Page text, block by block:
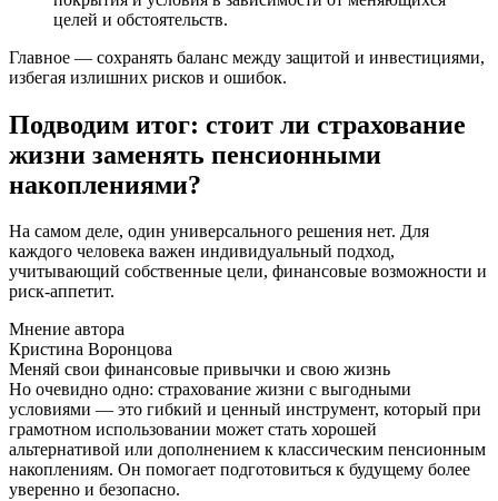
целей и обстоятельств.
Главное — сохранять баланс между защитой и инвестициями,
избегая излишних рисков и ошибок.
Подводим итог: стоит ли страхование
жизни заменять пенсионными
накоплениями?
На самом деле, один универсального решения нет. Для
каждого человека важен индивидуальный подход,
учитывающий собственные цели, финансовые возможности и
риск-аппетит.
Мнение автора
Кристина Воронцова
Меняй свои финансовые привычки и свою жизнь
Но очевидно одно: страхование жизни с выгодными
условиями — это гибкий и ценный инструмент, который при
грамотном использовании может стать хорошей
альтернативой или дополнением к классическим пенсионным
накоплениям. Он помогает подготовиться к будущему более
уверенно и безопасно.